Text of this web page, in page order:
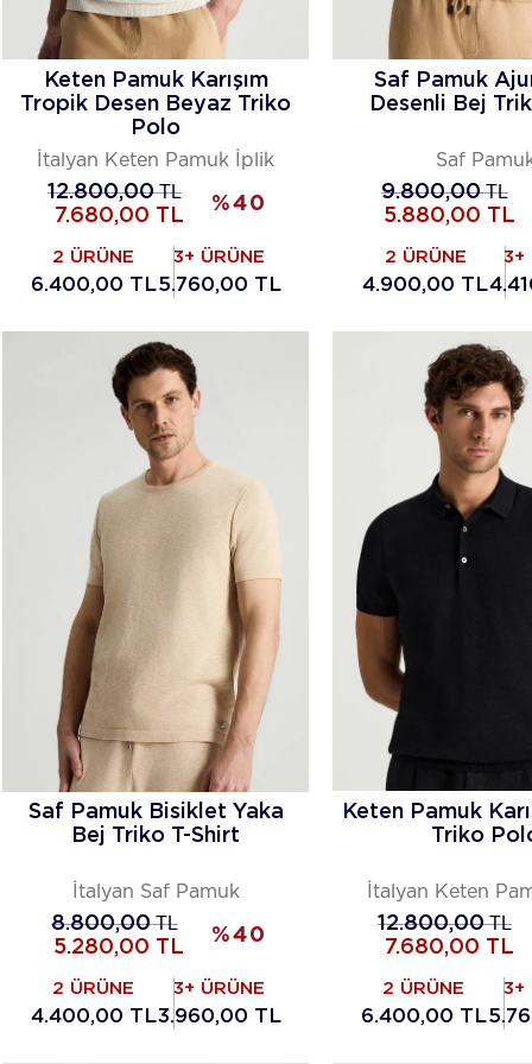
Keten Pamuk Karışım
Tropik Desen Beyaz Triko
Polo
İtalyan Keten Pamuk İplik
12.800,00TL
7.680,00 TL
%40
2 ÜRÜNE
6.400,00 TL
3+ ÜRÜNE
5.760,00 TL
Saf Pamuk
Desenli Bej
Saf
9.800,00TL
5.880,00 TL
2 ÜRÜNE
4.900,00 TL
3+
Saf Pamuk Bisiklet Yaka
Bej Triko T-Shirt
İtalyan Saf Pamuk
8.800,00TL
5.280,00 TL
%40
2 ÜRÜNE
4.400,00 TL
3+ ÜRÜNE
3.960,00 TL
Keten Pamuk
Triko
İtalyan Keten
12.800,00TL
7.680,00 TL
2 ÜRÜNE
6.400,00 TL
3+